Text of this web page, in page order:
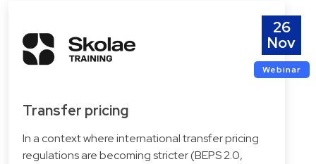
26
Nov
Webinar
Transfer pricing
In a context where international transfer pricing
regulations are becoming stricter (BEPS 2.0,